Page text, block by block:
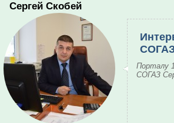
Сергей Скобей
Порталу
СОГАЗ